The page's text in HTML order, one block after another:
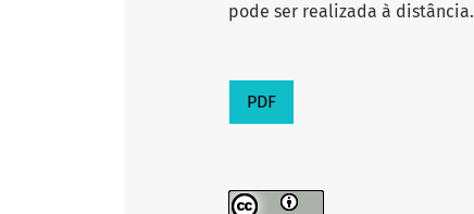
pode ser realizada à distância.
PDF